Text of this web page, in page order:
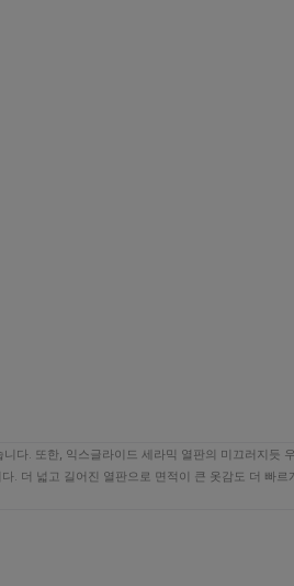
다. 또한, 익스글라이드 세라믹 열판의 미끄러지듯
. 더 넓고 길어진 열판으로 면적이 큰 옷감도 더 빠르